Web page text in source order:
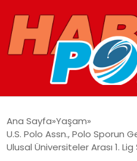
GUNCEL
Ana Sayfa Yaşam
U.S. Polo Assn., Polo Sporun
Ulusal Üniversiteler Arası 1.